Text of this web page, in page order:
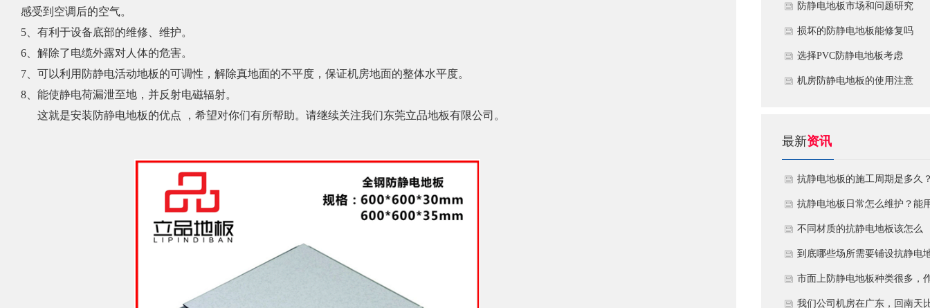
感受到空调后的空气。
5、有利于设备底部的维修、维护。
6、解除了电缆外露对人体的危害。
7、可以利用防静电活动地板的可调性，解除真地面的不平度，保证机房地面的整体水平度。
8、能使静电荷漏泄至地，并反射电磁辐射。
这就是安装防静电地板的优点 ，希望对你们有所帮助。请继续关注我们东莞立品地板有限公司。
防静电地板市场和问题研究
损坏的防静电地板能修复吗
​选择PVC防静电地板考虑
机房防静电地板的使用注意
最新资讯
抗静电地板的施工周期是多久
需要注意什么?
抗静电地板日常怎么维护？能
多久？
不同材质的抗静电地板该怎么
选？
到底哪些场所需要铺设抗静电
板？
市面上防静电地板种类很多，
为采购方，我们该如何鉴别地
我们公司机房在广东，回南天